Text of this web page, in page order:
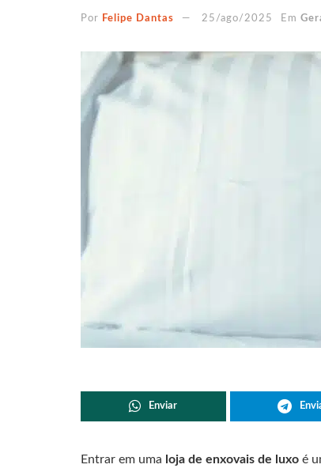
Por Felipe Dantas 25/ago/2025 Em
Enviar
Entrar em uma loja de enxovais de luxo é